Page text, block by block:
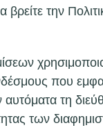
την
που
τη
των